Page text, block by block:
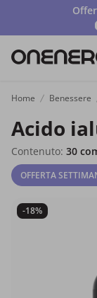
Home Benessere
Acido
Contenuto: 30
OFFERTA
-18%